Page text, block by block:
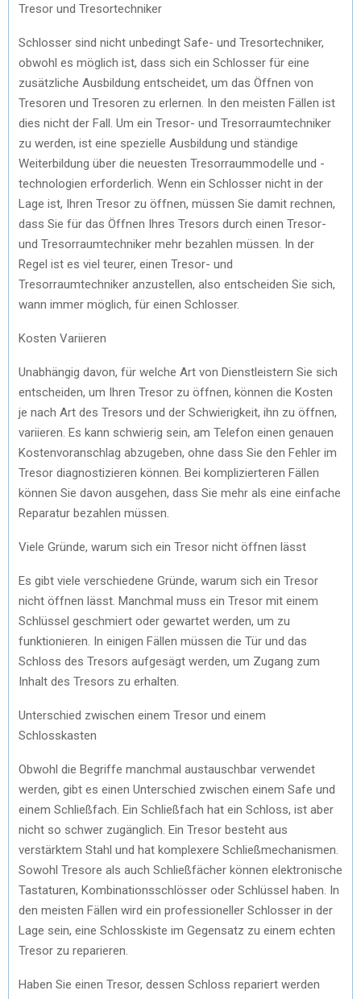
Tresor und Tresortechniker
Schlosser sind nicht unbedingt Safe- und Tresortechniker,
obwohl es möglich ist, dass sich ein Schlosser für eine
zusätzliche Ausbildung entscheidet, um das Öffnen von
Tresoren und Tresoren zu erlernen. In den meisten Fällen ist
dies nicht der Fall. Um ein Tresor- und Tresorraumtechniker
zu werden, ist eine spezielle Ausbildung und ständige
Weiterbildung über die neuesten Tresorraummodelle und -
technologien erforderlich. Wenn ein Schlosser nicht in der
Lage ist, Ihren Tresor zu öffnen, müssen Sie damit rechnen,
dass Sie für das Öffnen Ihres Tresors durch einen Tresor-
und Tresorraumtechniker mehr bezahlen müssen. In der
Regel ist es viel teurer, einen Tresor- und
Tresorraumtechniker anzustellen, also entscheiden Sie sich,
wann immer möglich, für einen Schlosser.
Kosten Variieren
Unabhängig davon, für welche Art von Dienstleistern Sie sich
entscheiden, um Ihren Tresor zu öffnen, können die Kosten
je nach Art des Tresors und der Schwierigkeit, ihn zu öffnen,
variieren. Es kann schwierig sein, am Telefon einen genauen
Kostenvoranschlag abzugeben, ohne dass Sie den Fehler im
Tresor diagnostizieren können. Bei komplizierteren Fällen
können Sie davon ausgehen, dass Sie mehr als eine einfache
Reparatur bezahlen müssen.
Viele Gründe, warum sich ein Tresor nicht öffnen lässt
Es gibt viele verschiedene Gründe, warum sich ein Tresor
nicht öffnen lässt. Manchmal muss ein Tresor mit einem
Schlüssel geschmiert oder gewartet werden, um zu
funktionieren. In einigen Fällen müssen die Tür und das
Schloss des Tresors aufgesägt werden, um Zugang zum
Inhalt des Tresors zu erhalten.
Unterschied zwischen einem Tresor und einem
Schlosskasten
Obwohl die Begriffe manchmal austauschbar verwendet
werden, gibt es einen Unterschied zwischen einem Safe und
einem Schließfach. Ein Schließfach hat ein Schloss, ist aber
nicht so schwer zugänglich. Ein Tresor besteht aus
verstärktem Stahl und hat komplexere Schließmechanismen.
Sowohl Tresore als auch Schließfächer können elektronische
Tastaturen, Kombinationsschlösser oder Schlüssel haben. In
den meisten Fällen wird ein professioneller Schlosser in der
Lage sein, eine Schlosskiste im Gegensatz zu einem echten
Tresor zu reparieren.
Haben Sie einen Tresor, dessen Schloss repariert werden